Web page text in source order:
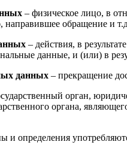
– физическое лицо, в
направившее обращение и
– действия, в
данные, и (или) в
данных – прекращение
орган,
органа,
определения